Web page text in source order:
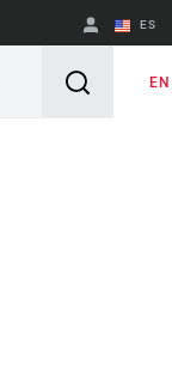
ES
English